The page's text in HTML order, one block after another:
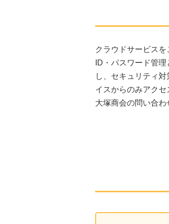
クラウドサービス
ID・パスワード管
し、セキュリティ
イスからのみアクセ
大塚商会の問い合